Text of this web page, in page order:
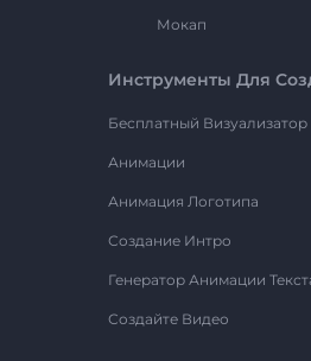
Мокап
Инструменты Для
Бесплатный
Анимации
Анимация Логотипа
Создание Интро
Генератор Анимации
Создайте Видео